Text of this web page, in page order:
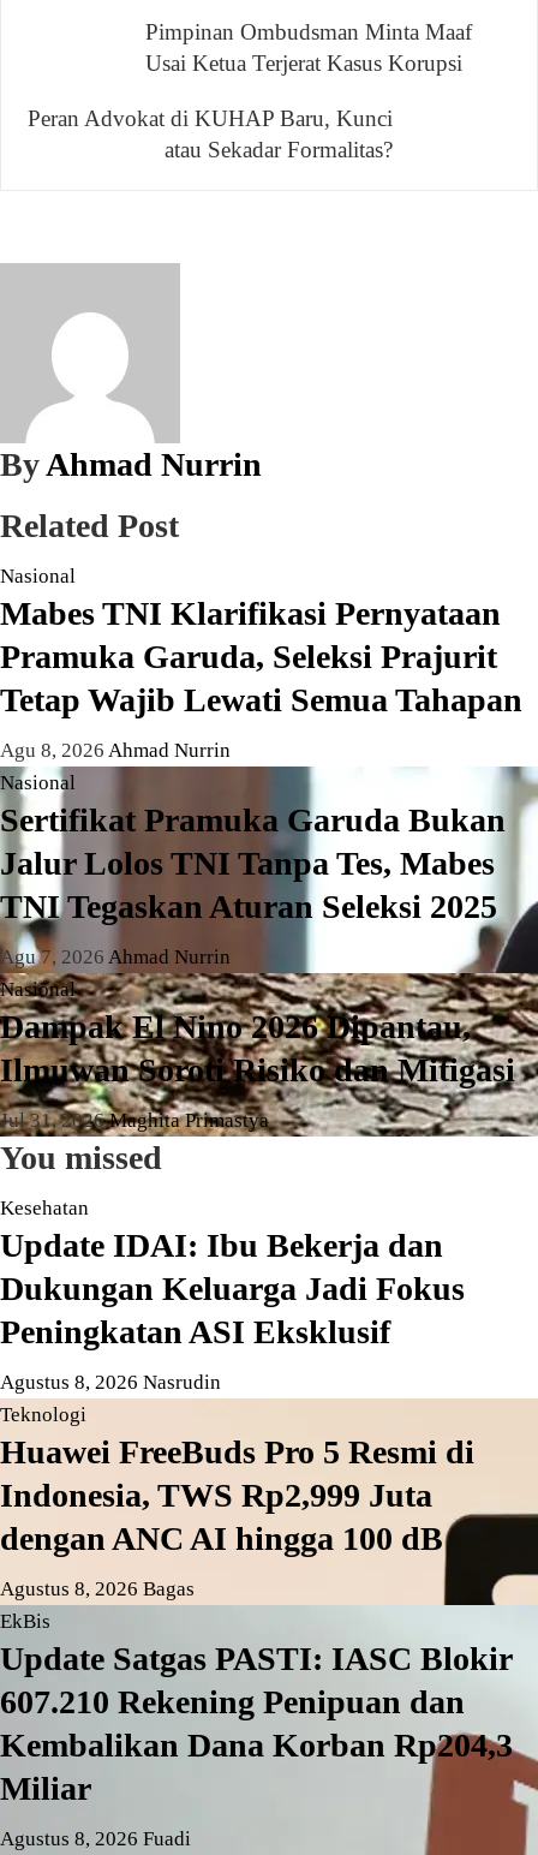
NavigasiPimpinan Ombudsman Minta Maaf
Usai Ketua Terjerat Kasus Korupsi
Peran Advokat di KUHAP Baru, Kunci
atau Sekadar Formalitas?
ByAhmad Nurrin
Related Post
Nasional
Mabes TNI Klarifikasi Pernyataan
Pramuka Garuda, Seleksi Prajurit
Tetap Wajib Lewati Semua Tahapan
Agu 8, 2026 Ahmad Nurrin
Nasional
Sertifikat Pramuka Garuda Bukan
Jalur Lolos TNI Tanpa Tes, Mabes
TNI Tegaskan Aturan Seleksi 2025
Agu 7, 2026 Ahmad Nurrin
Nasional
Dampak El Nino 2026 Dipantau,
Ilmuwan Soroti Risiko dan Mitigasi
Jul 31, 2026Maghita Primastya
You missed
Kesehatan
Update IDAI: Ibu Bekerja dan
Dukungan Keluarga Jadi Fokus
Peningkatan ASI Eksklusif
Agustus 8, 2026 Nasrudin
Teknologi
Huawei FreeBuds Pro 5 Resmi di
Indonesia, TWS Rp2,999 Juta
dengan ANC AI hingga 100 dB
Agustus 8, 2026 Bagas
EkBis
Update Satgas PASTI: IASC Blokir
607.210 Rekening Penipuan dan
Kembalikan Dana Korban Rp204,3
Miliar
Agustus 8, 2026 Fuadi